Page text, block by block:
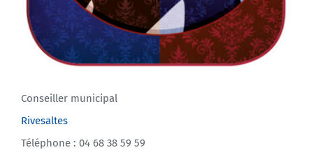
Conseiller municipal
Rivesaltes
Téléphone : 04 68 38 59 59